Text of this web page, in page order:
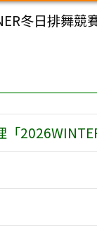
冬日排舞競